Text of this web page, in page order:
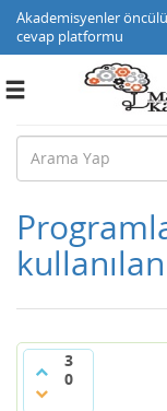
Akademisyenler
cevap platformu
Toggle
3
0